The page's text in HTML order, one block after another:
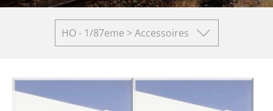
HO - 1/87eme > Accessoires